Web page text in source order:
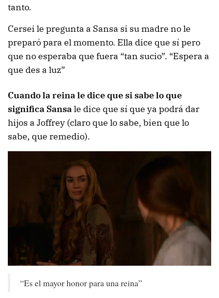
tanto.
Cersei le pregunta a Sansa si su madre no le
preparó para el momento. Ella dice que sí pero
que no esperaba que fuera “tan sucio”. “Espera a
que des a luz”
Cuando la reina le dice que si sabe lo que
significa Sansale dice que sí que ya podrá dar
hijos a Joffrey (claro que lo sabe, bien que lo
sabe, que remedio).
“Es el mayor honor para una reina”